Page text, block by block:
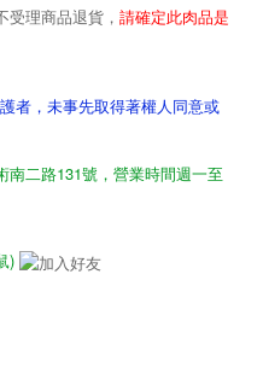
受理商品退貨， 請確定此肉品是
者，未事先取得著權人同意或
二路131號，營業時間週一至
)